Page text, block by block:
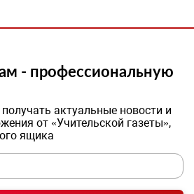
- профессиональную
актуальные новости и
от «Учительской газеты»,
ящика